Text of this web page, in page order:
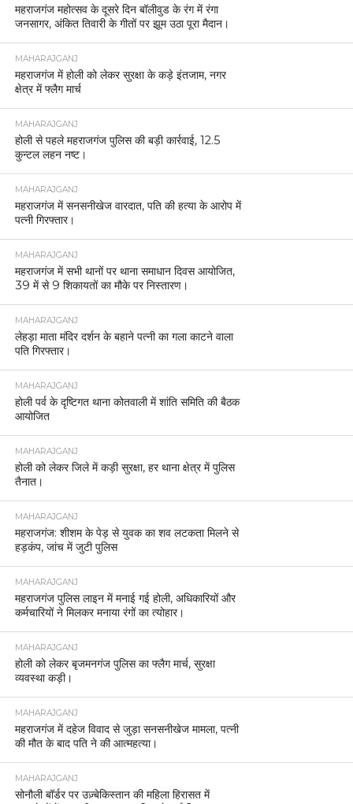
महराजगंज महोत्सव के दूसरे दिन बॉलीवुड के रंग में रंगा
जनसागर, अंकित तिवारी के गीतों पर झूम उठा पूरा मैदान।
MAHARAJGANJ
महराजगंज में होली को लेकर सुरक्षा के कड़े इंतजाम, नगर
क्षेत्र में फ्लैग मार्च
MAHARAJGANJ
होली से पहले महराजगंज पुलिस की बड़ी कार्रवाई, 12.5
कुन्टल लहन नष्ट।
MAHARAJGANJ
महराजगंज में सनसनीखेज वारदात, पति की हत्या के आरोप में
पत्नी गिरफ्तार।
MAHARAJGANJ
महराजगंज में सभी थानों पर थाना समाधान दिवस आयोजित,
39 में से 9 शिकायतों का मौके पर निस्तारण।
MAHARAJGANJ
लेहड़ा माता मंदिर दर्शन के बहाने पत्नी का गला काटने वाला
पति गिरफ्तार।
MAHARAJGANJ
होली पर्व के दृष्टिगत थाना कोतवाली में शांति समिति की बैठक
आयोजित
MAHARAJGANJ
होली को लेकर जिले में कड़ी सुरक्षा, हर थाना क्षेत्र में पुलिस
तैनात।
MAHARAJGANJ
महराजगंज: शीशम के पेड़ से युवक का शव लटकता मिलने से
हड़कंप, जांच में जुटी पुलिस
MAHARAJGANJ
महराजगंज पुलिस लाइन में मनाई गई होली, अधिकारियों और
कर्मचारियों ने मिलकर मनाया रंगों का त्योहार।
MAHARAJGANJ
होली को लेकर बृजमनगंज पुलिस का फ्लैग मार्च, सुरक्षा
व्यवस्था कड़ी।
MAHARAJGANJ
महराजगंज में दहेज विवाद से जुड़ा सनसनीखेज मामला, पत्नी
की मौत के बाद पति ने की आत्महत्या।
MAHARAJGANJ
सोनौली बॉर्डर पर उज़्बेकिस्तान की महिला हिरासत में